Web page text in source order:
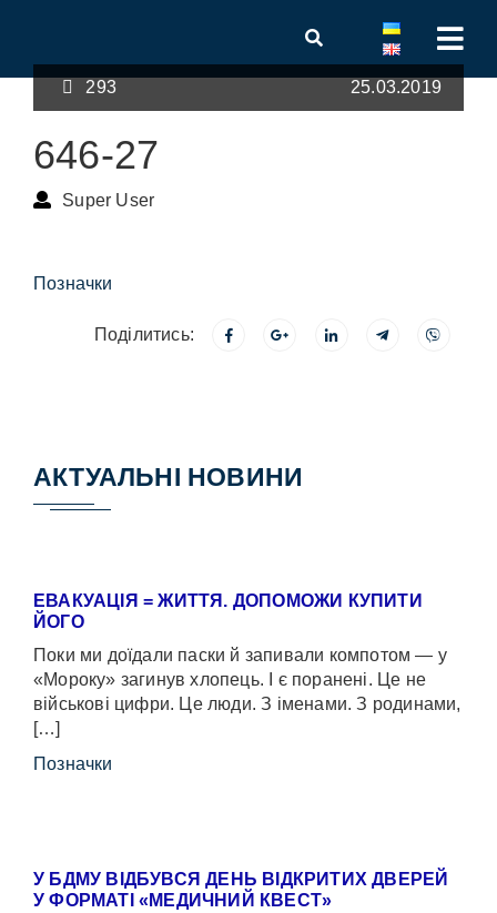
293 25.03.2019
646-27
Super User
Позначки
Поділитись:
АКТУАЛЬНІ НОВИНИ
ЕВАКУАЦІЯ = ЖИТТЯ. ДОПОМОЖИ КУПИТИ
ЙОГО
Поки ми доїдали паски й запивали компотом — у
«Мороку» загинув хлопець. І є поранені. Це не
військові цифри. Це люди. З іменами. З родинами,
[…]
Позначки
У БДМУ ВІДБУВСЯ ДЕНЬ ВІДКРИТИХ ДВЕРЕЙ
У ФОРМАТІ «МЕДИЧНИЙ КВЕСТ»